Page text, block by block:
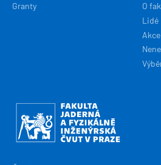
Granty
O
Lidé
Akce
Obrázek